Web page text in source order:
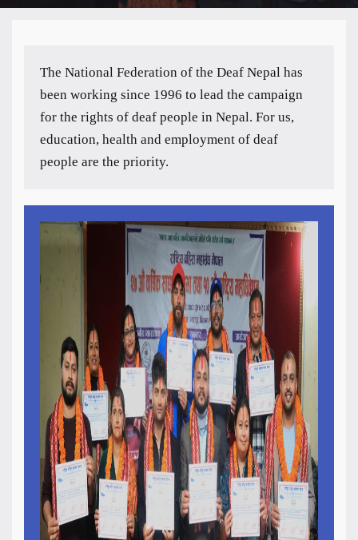
The National Federation of the Deaf Nepal has
been working since 1996 to lead the campaign
for the rights of deaf people in Nepal. For us,
education, health and employment of deaf
people are the priority.